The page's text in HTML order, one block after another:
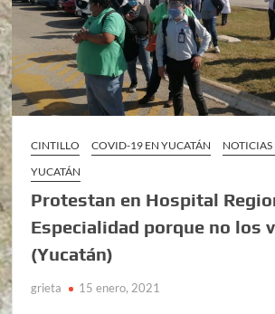
CINTILLO COVID-19 EN YUCATÁN
YUCATÁN
Protestan en Hospital
Especialidad porque no los
(Yucatán)
grieta 15 enero, 2021